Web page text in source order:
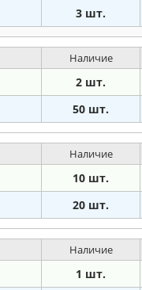
3 шт.
Наличие
2 шт.
50 шт.
Наличие
10 шт.
20 шт.
Наличие
1 шт.